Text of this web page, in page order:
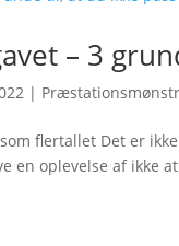
– 3
|
flertallet Det er
en oplevelse af ikke